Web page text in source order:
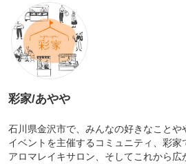
彩家/あやや
石川県金沢市で、みんなの好きなことや
イベントを主催するコミュニティ、彩家
アロマレイキサロン、そしてこれから広